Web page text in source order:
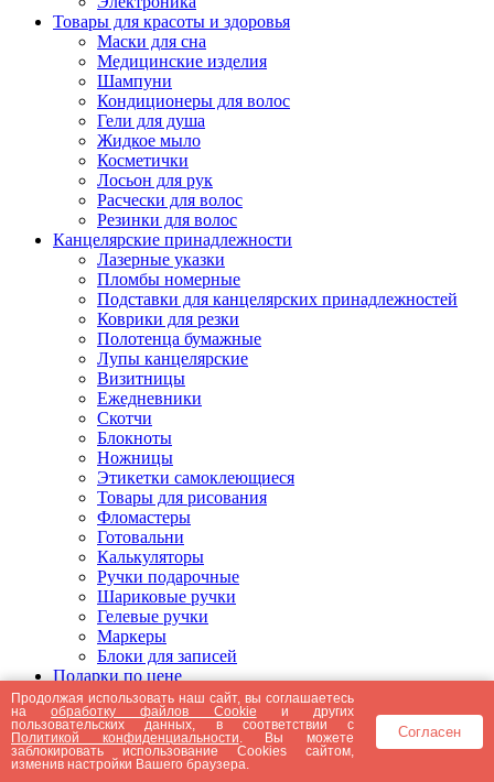
Товары для красоты и здоровья
Маски для сна
Медицинские изделия
Шампуни
Кондиционеры для волос
Гели для душа
Жидкое мыло
Косметички
Лосьон для рук
Расчески для волос
Резинки для волос
Канцелярские принадлежности
Лазерные указки
Пломбы номерные
Подставки для канцелярских принадлежностей
Коврики для резки
Полотенца бумажные
Лупы канцелярские
Визитницы
Ежедневники
Скотчи
Блокноты
Ножницы
Этикетки самоклеющиеся
Товары для рисования
Фломастеры
Готовальни
Калькуляторы
Ручки подарочные
Шариковые ручки
Гелевые ручки
Маркеры
Блоки для записей
Подарки по цене
Подарки от 5000 рублей
Подарки до 5000 рублей
Подарки до 3000 рублей
Подарки до 2000 рублей
Подарки до 1000 рублей
Продолжая использовать наш сайт, вы соглашаетесь
наобработку файлов Cookie и других
пользовательских данных, в соответствии с
Политикой конфиденциальности . Вы можете
заблокировать использование Cookies сайтом,
изменив настройки Вашего браузера.
Согласен